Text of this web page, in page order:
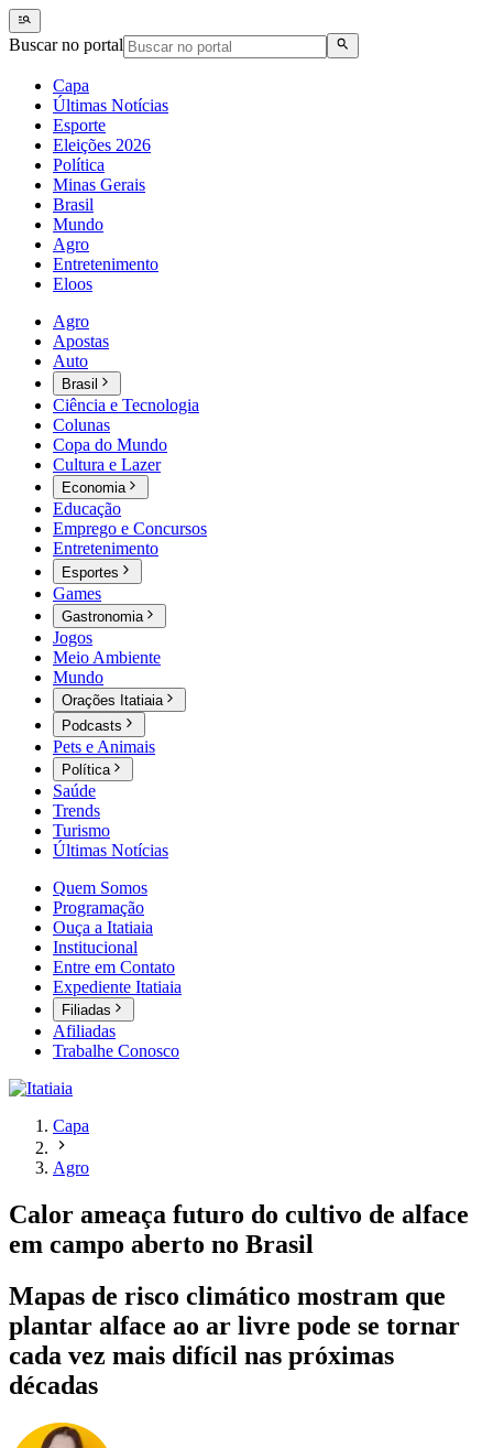
Buscar no portal
Capa
Últimas Notícias
Esporte
Eleições 2026
Política
Minas Gerais
Brasil
Mundo
Agro
Entretenimento
Eloos
Agro
Apostas
Auto
Brasil
Ciência e Tecnologia
Colunas
Copa do Mundo
Cultura e Lazer
Economia
Educação
Emprego e Concursos
Entretenimento
Esportes
Games
Gastronomia
Jogos
Meio Ambiente
Mundo
Orações Itatiaia
Podcasts
Pets e Animais
Política
Saúde
Trends
Turismo
Últimas Notícias
Quem Somos
Programação
Ouça a Itatiaia
Institucional
Entre em Contato
Expediente Itatiaia
Filiadas
Afiliadas
Trabalhe Conosco
Capa
Agro
Calor ameaça futuro do cultivo de alface
em campo aberto no Brasil
Mapas de risco climático mostram que
plantar alface ao ar livre pode se tornar
cada vez mais difícil nas próximas
décadas